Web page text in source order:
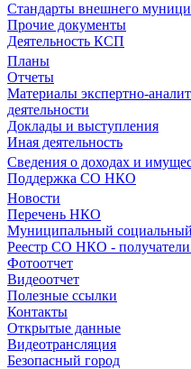
Стандарты внешнего
Прочие документы
Деятельность КСП
Планы
Отчеты
Материалы экспертно-
деятельности
Доклады и выступления
Иная деятельность
Сведения о доходах и
Поддержка СО НКО
Новости
Перечень НКО
Муниципальный
Реестр СО НКО -
Фотоотчет
Видеоотчет
Полезные ссылки
Контакты
Открытые данные
Видеотрансляция
Безопасный город